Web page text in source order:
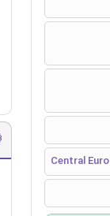
Central